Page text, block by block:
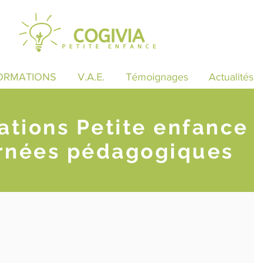
V.A.E. Témoignages Actualités
Petite enfance
pédagogiques